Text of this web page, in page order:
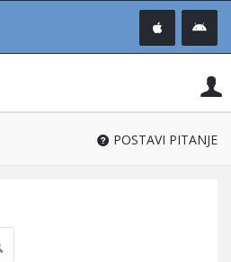
®
POSTAVI PITANJE